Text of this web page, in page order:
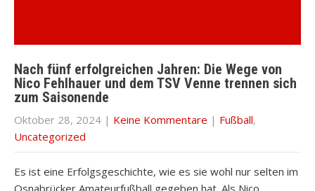
Nach fünf erfolgreichen Jahren: Die Wege von
Nico Fehlhauer und dem TSV Venne trennen sich
zum Saisonende
Oktober 28, 2024 | Keine Kommentare | Fußball,
Uncategorized
Es ist eine Erfolgsgeschichte, wie es sie wohl nur selten im
Osnabrücker Amateurfußball gegeben hat. Als Nico